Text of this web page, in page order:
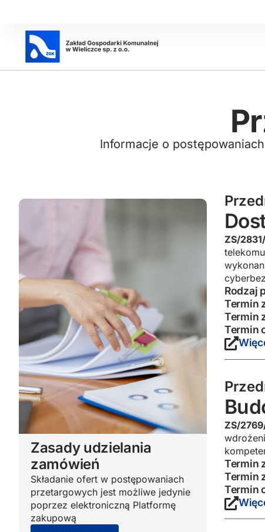
Informacje o
Zasady udzielania
zamówień
Składanie ofert w postępowaniach
przetargowych jest możliwe jedynie
poprzez elektroniczną Platformę
zakupową
ZS/
Rodzaj
Termin
Termin
Termin
ZS/
Termin
Termin
Termin